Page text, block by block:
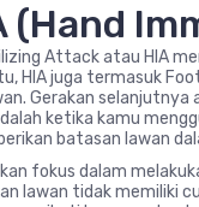
(Hand
Attack atau HIA
HIA juga termasuk
Gerakan
ketika kamu
batasan lawan
fokus dalam
lawan tidak memiliki